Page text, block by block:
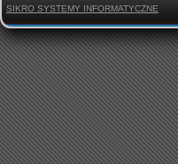
SIKRO SYSTEMY INFORMATYCZNE